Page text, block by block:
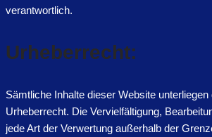
verantwortlich.
Urheberrecht:
Sämtliche Inhalte dieser Website
Urheberrecht. Die Vervielfältigung,
jede Art der Verwertung außerhalb der